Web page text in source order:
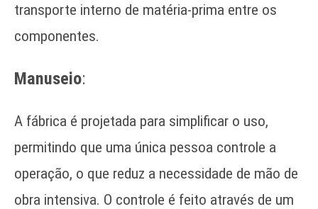
transporte interno de matéria-prima entre os
componentes.
Manuseio:
A fábrica é projetada para simplificar o uso,
permitindo que uma única pessoa controle a
operação, o que reduz a necessidade de mão de
obra intensiva. O controle é feito através de um